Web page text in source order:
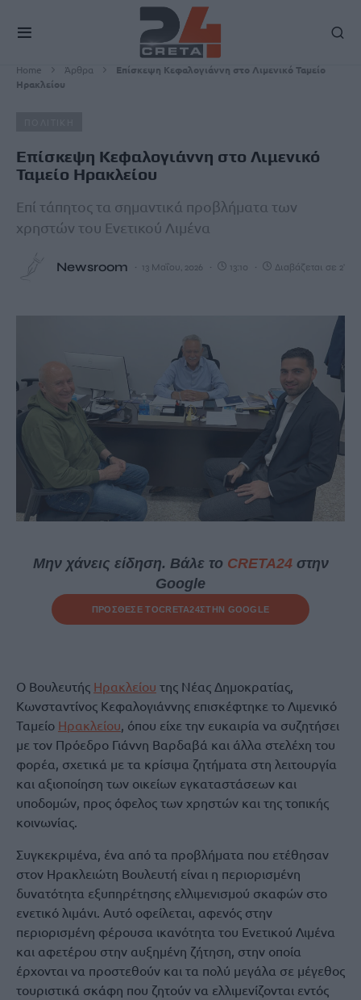
Home Άρθρα
Επίσκεψη Κεφαλογιάννη στο Λιμενικό Ταμείο
Ηρακλείου
Επίσκεψη Κεφαλογιάννη στο Λιμενικό
Ταμείο Ηρακλείου
Επί τάπητος τα σημαντικά προβλήματα των
χρηστών του Ενετικού Λιμένα
Newsroom 13 Μαΐου, 2026 13:10 Διαβάζεται σε 2'
Μην χάνεις είδηση. Βάλε το CRETA24στην
Google
ΠΡΟΣΘΕΣΕ ΤΟCRETA24ΣΤΗΝ GOOGLE
Ο Βουλευτής Ηρακλείου της Νέας Δημοκρατίας,
Κωνσταντίνος Κεφαλογιάννης επισκέφτηκε το Λιμενικό
Ταμείο Ηρακλείου, όπου είχε την ευκαιρία να συζητήσει
με τον Πρόεδρο Γιάννη Βαρδαβά και άλλα στελέχη του
φορέα, σχετικά με τα κρίσιμα ζητήματα στη λειτουργία
και αξιοποίηση των οικείων εγκαταστάσεων και
υποδομών, προς όφελος των χρηστών και της τοπικής
κοινωνίας.
Συγκεκριμένα, ένα από τα προβλήματα που ετέθησαν
στον Ηρακλειώτη Βουλευτή είναι η περιορισμένη
δυνατότητα εξυπηρέτησης ελλιμενισμού σκαφών στο
ενετικό λιμάνι. Αυτό οφείλεται, αφενός στην
περιορισμένη φέρουσα ικανότητα του Ενετικού Λιμένα
και αφετέρου στην αυξημένη ζήτηση, στην οποία
έρχονται να προστεθούν και τα πολύ μεγάλα σε μέγεθος
τουριστικά σκάφη που ζητούν να ελλιμενίζονται εντός